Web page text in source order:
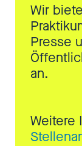
Wir
Presse
an.
Weitere